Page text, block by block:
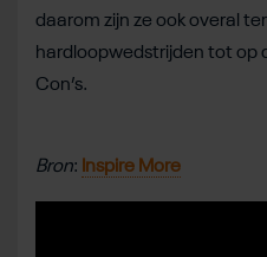
daarom zijn ze ook overal
hardloopwedstrijden tot op
Con’s.
Bron: Inspire More